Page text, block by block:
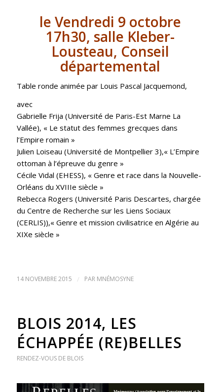
le Vendredi 9 octobre
17h30, salle Kleber-
Lousteau, Conseil
départemental
Table ronde animée par Louis Pascal Jacquemond,
avec
Gabrielle Frija (Université de Paris-Est Marne La
Vallée), « Le statut des femmes grecques dans
l’Empire romain »
Julien Loiseau (Université de Montpellier 3),« L’Empire
ottoman à l’épreuve du genre »
Cécile Vidal (EHESS), « Genre et race dans la Nouvelle-
Orléans du XVIIIe siècle »
Rebecca Rogers (Université Paris Descartes, chargée
du Centre de Recherche sur les Liens Sociaux
(CERLIS)),« Genre et mission civilisatrice en Algérie au
XIXe siècle »
14 NOVEMBRE 2015 / PAR MNÉMOSYNE
BLOIS 2014, LES
ÉCHAPPÉE (RE)BELLES
RENDEZ-VOUS DE BLOIS